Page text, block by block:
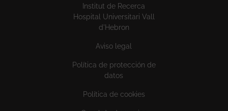
Institut de Recerca
Hospital Universitari Vall
d'Hebron
Aviso legal
Política de protección de
datos
Política de cookies